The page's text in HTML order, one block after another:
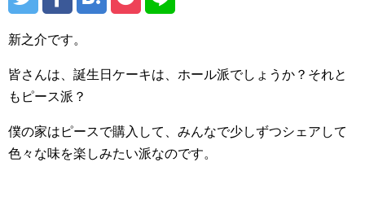
新之介です。
皆さんは、誕生日ケーキは、ホール派でしょうか？それと
もピース派？
僕の家はピースで購入して、みんなで少しずつシェアして
色々な味を楽しみたい派なのです。